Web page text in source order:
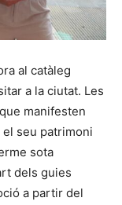
al catàleg
a la ciutat. Les
manifesten
seu patrimoni
sota
dels guies
a partir del